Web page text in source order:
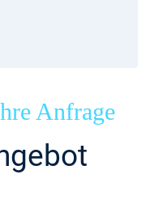
Anfrage